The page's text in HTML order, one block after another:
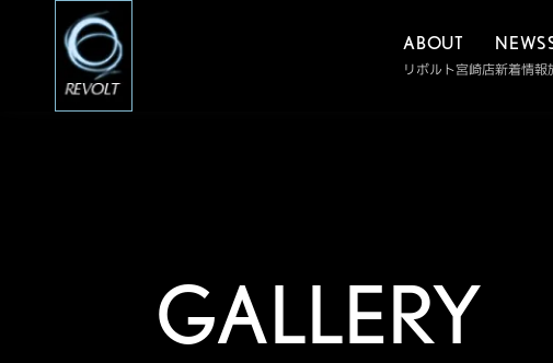
ABOUT
リボルト宮崎店
NEWS
新着情報
GALLERY